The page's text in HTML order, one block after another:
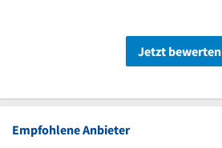
Jetzt bewerten
Empfohlene Anbieter